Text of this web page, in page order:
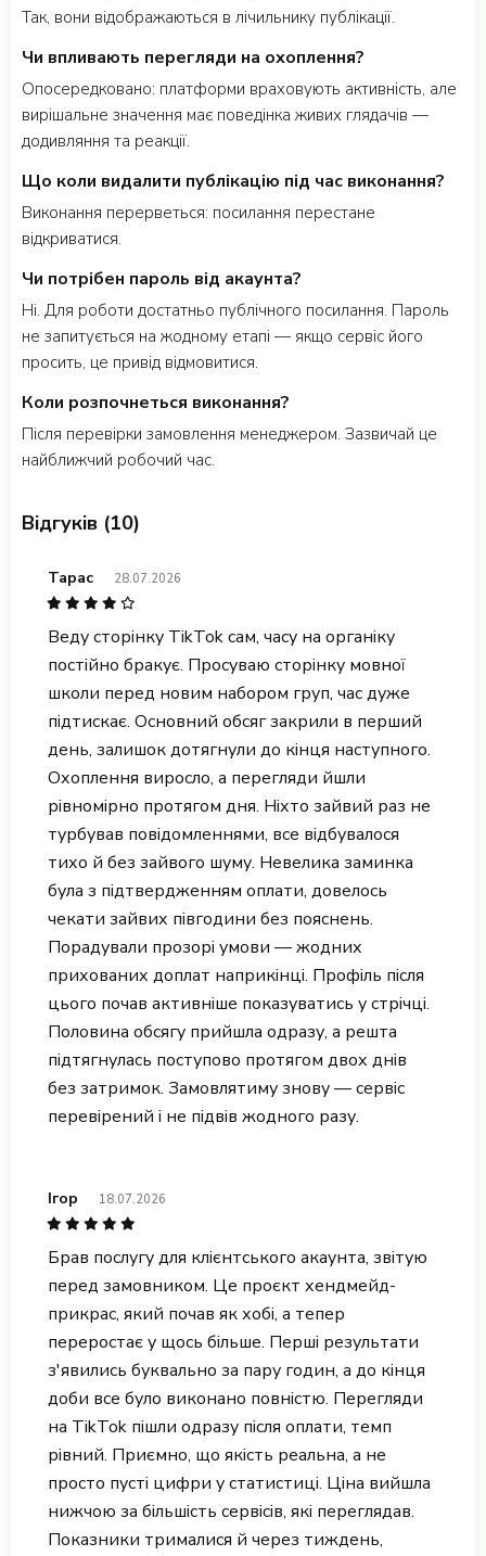
Так, вони відображаються в лічильнику публікації.
Чи впливають перегляди на охоплення?
Опосередковано: платформи враховують активність, але
вирішальне значення має поведінка живих глядачів —
додивляння та реакції.
Що коли видалити публікацію під час виконання?
Виконання перерветься: посилання перестане
відкриватися.
Чи потрібен пароль від акаунта?
Ні. Для роботи достатньо публічного посилання. Пароль
не запитується на жодному етапі — якщо сервіс його
просить, це привід відмовитися.
Коли розпочнеться виконання?
Після перевірки замовлення менеджером. Зазвичай це
найближчий робочий час.
Відгуків (10)
Тарас 28.07.2026
Веду сторінку TikTok сам, часу на органіку
постійно бракує. Просуваю сторінку мовної
школи перед новим набором груп, час дуже
підтискає. Основний обсяг закрили в перший
день, залишок дотягнули до кінця наступного.
Охоплення виросло, а перегляди йшли
рівномірно протягом дня. Ніхто зайвий раз не
турбував повідомленнями, все відбувалося
тихо й без зайвого шуму. Невелика заминка
була з підтвердженням оплати, довелось
чекати зайвих півгодини без пояснень.
Порадували прозорі умови — жодних
прихованих доплат наприкінці. Профіль після
цього почав активніше показуватись у стрічці.
Половина обсягу прийшла одразу, а решта
підтягнулась поступово протягом двох днів
без затримок. Замовлятиму знову — сервіс
перевірений і не підвів жодного разу.
Ігор 18.07.2026
Брав послугу для клієнтського акаунта, звітую
перед замовником. Це проєкт хендмейд-
прикрас, який почав як хобі, а тепер
переростає у щось більше. Перші результати
з'явились буквально за пару годин, а до кінця
доби все було виконано повністю. Перегляди
на TikTok пішли одразу після оплати, темп
рівний. Приємно, що якість реальна, а не
просто пусті цифри у статистиці. Ціна вийшла
нижчою за більшість сервісів, які переглядав.
Показники трималися й через тиждень,